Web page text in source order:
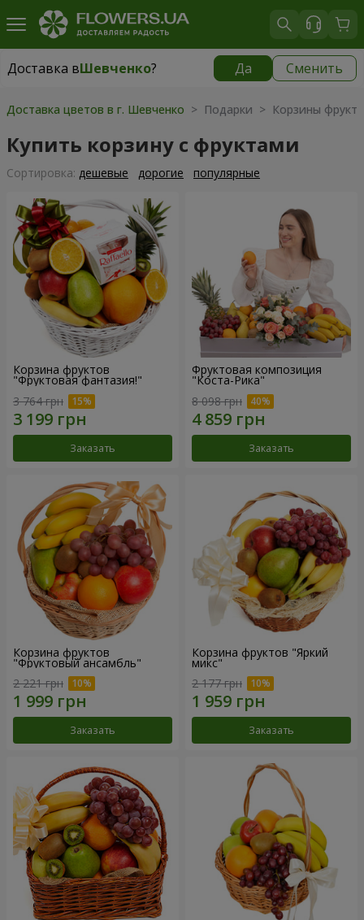
Доставка вШевченко? Да Сменить
Доставка вШевченко|
Доставка цветов в г. Шевченко > Подарки > Корзины
Купить корзину с фруктами
Cортировка: дешевые дорогие популярные
Корзина фруктов
"Фруктовая фантазия!"
3 764 грн
Заказать
Фруктовая композиция
"Коста-Рика"
8 098 грн
Заказать
Корзина фруктов
"Фруктовый ансамбль"
2 221 грн
Заказать
Корзина фруктов "Яркий
микс"
2 177 грн
Заказать